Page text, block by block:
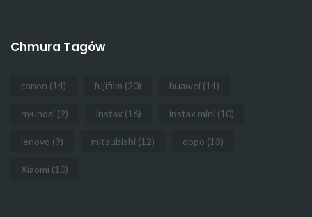
Chmura Tagów
canon (14) fujifilm (20) huawei (14)
hyundai (9) instax (16) instax mini (10)
lenovo (9) mitsubishi (12) oppo (13)
Xiaomi (10)